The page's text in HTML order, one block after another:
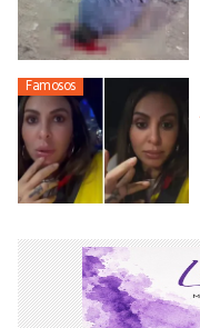
Famosos